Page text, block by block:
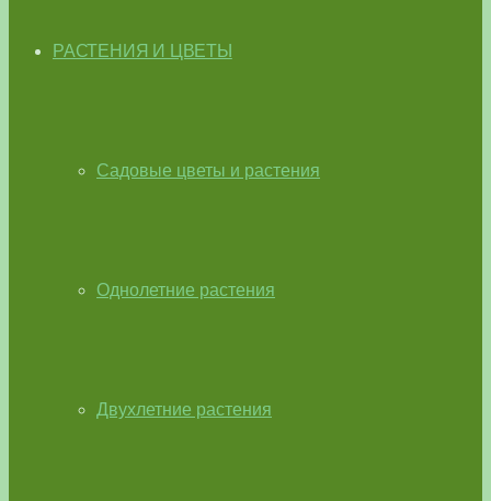
РАСТЕНИЯ И ЦВЕТЫ
Садовые цветы и растения
Однолетние растения
Двухлетние растения